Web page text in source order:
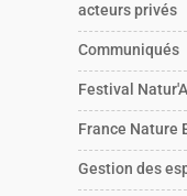
acteurs privés
Communiqués
Festival
France Nature
Gestion des